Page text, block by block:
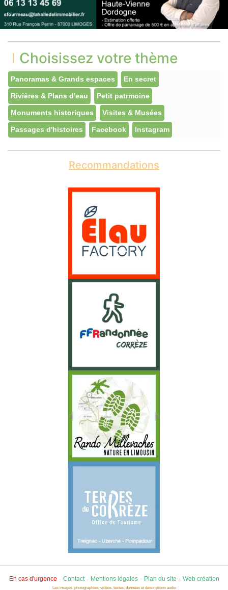
Choisissez votre thème
Panoramas & Grands espaces En secret
Rivières & Plans d'eau Petit patrmoine
Monuments historiques Visites & Musées
Passages d'histoires Facebook Instagram
Recommandations
En cas d'urgence - Contact- Mentions légales- Plan du site - Web création
Les images, photographies, vidéos, textes, données et descriptions audio